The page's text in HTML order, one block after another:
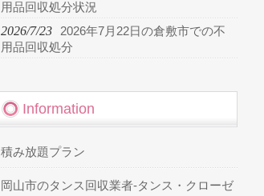
用品回収処分状況
2026/7/23
2026年7月22日の倉敷市での不
用品回収処分
Information
積み放題プラン
岡山市のタンス回収業者-タンス・クローゼ